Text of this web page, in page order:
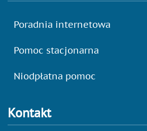
Poradnia internetowa
Pomoc stacjonarna
Niodpłatna pomoc
Kontakt